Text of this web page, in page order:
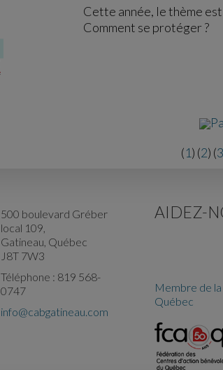
Cette année, le thème
Comment se protéger ?
(1) (2) (3
500 boulevard Gréber
local 109,
Gatineau, Québec
J8T 7W3
Téléphone : 819 568-
0747
info@cabgatineau.com
AIDEZ-
Membre de
Québec